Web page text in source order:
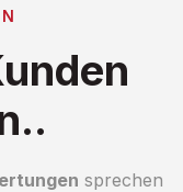
sprechen